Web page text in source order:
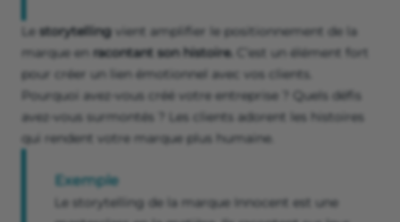
Le storytelling vient amplifier le positionnement de la
marque en racontant son histoire. C’est un élément fort
pour créer un lien émotionnel avec vos clients.
Pourquoi avez-vous créé votre entreprise ? Quels défis
avez-vous surmontés ? Les clients adorent les histoires
qui rendent votre marque plus humaine.
Exemple
Le storytelling de la marque Innocent est une